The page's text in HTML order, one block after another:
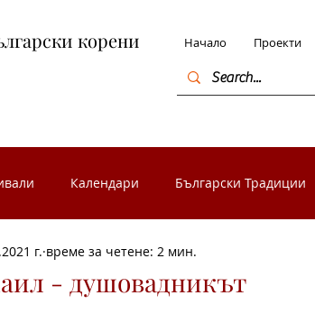
корени Начало Проекти
Календари Български Традиции
Музеите в България
- душовадникът
г. време за четене: 2 мин.